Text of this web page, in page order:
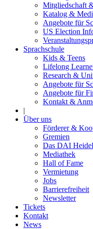
Mitgliedschaft
Katalog &
Angebote für
US Election
Sprachschule
Kids & Teens
Lifelong
Research &
Angebote für
Angebote für
Kontakt &
|
Über uns
Förderer &
Gremien
Das DAI
Mediathek
Hall of Fame
Vermietung
Jobs
Barrierefreiheit
Newsletter
Tickets
Kontakt
News